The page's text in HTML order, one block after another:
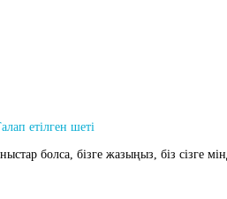
етілген шеті
болса, бізге жазыңыз, біз сізге